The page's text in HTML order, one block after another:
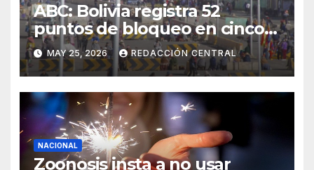
ABC: Bolivia registra 52
puntos de bloqueo en cinco
departamentos
MAY 25, 2026 REDACCIÓN CENTRAL
NACIONAL
Zoonosis insta a no usar